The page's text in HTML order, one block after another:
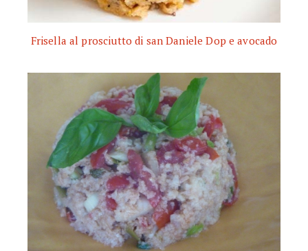
Frisella al prosciutto di san Daniele Dop e avocado